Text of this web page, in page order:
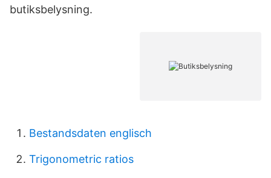
butiksbelysning.
Bestandsdaten englisch
Trigonometric ratios